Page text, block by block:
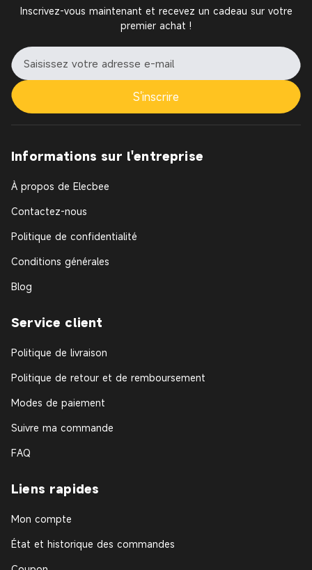
Inscrivez-vous maintenant et recevez un cadeau sur votre
premier achat !
S'inscrire
Informations sur l'entreprise
À propos de Elecbee
Contactez-nous
Politique de confidentialité
Conditions générales
Blog
Service client
Politique de livraison
Politique de retour et de remboursement
Modes de paiement
Suivre ma commande
FAQ
Liens rapides
Mon compte
État et historique des commandes